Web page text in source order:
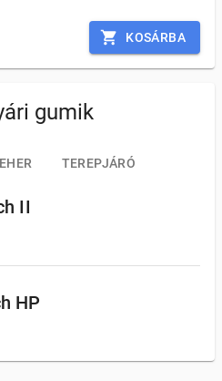
KOSÁRBA
gumik
TEREPJÁRÓ
II
HP